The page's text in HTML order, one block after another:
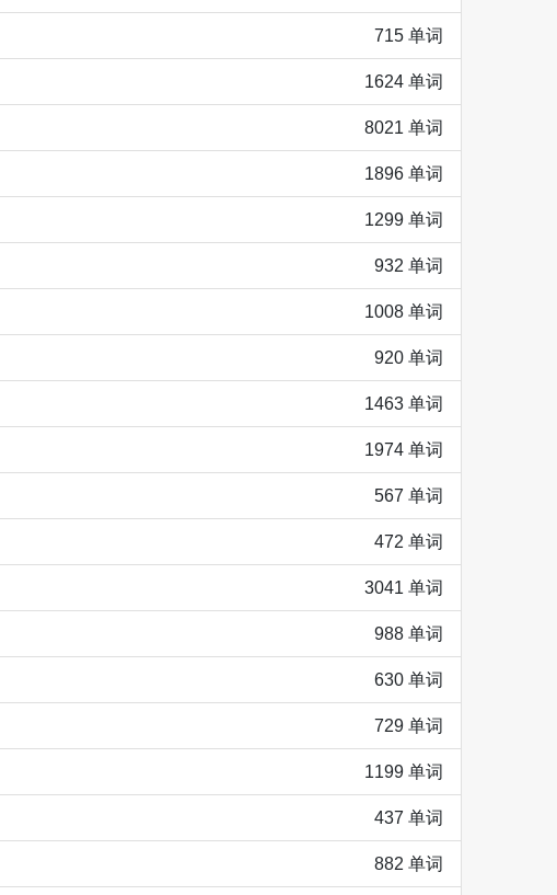
715 单词
1624 单词
8021 单词
1896 单词
1299 单词
932 单词
1008 单词
920 单词
1463 单词
1974 单词
567 单词
472 单词
3041 单词
988 单词
630 单词
729 单词
1199 单词
437 单词
882 单词